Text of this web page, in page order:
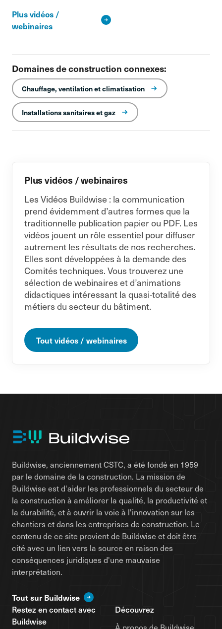
Plus vidéos /
webinaires
Domaines de construction connexes:
Chauffage, ventilation et climatisation
Installations sanitaires et gaz
Plus vidéos / webinaires
Les Vidéos Buildwise : la communication
prend évidemment d’autres formes que la
traditionnelle publication papier ou PDF. Les
vidéos jouent un rôle essentiel pour diffuser
autrement les résultats de nos recherches.
Elles sont développées à la demande des
Comités techniques. Vous trouverez une
sélection de webinaires et d’animations
didactiques intéressant la quasi-totalité des
métiers du secteur du bâtiment.
Tout vidéos / webinaires
Buildwise, anciennement CSTC, a été fondé en 1959
par le domaine de la construction. La mission de
Buildwise est d'aider les professionnels du secteur de
la construction à améliorer la qualité, la productivité et
la durabilité, et à ouvrir la voie à l'innovation sur les
chantiers et dans les entreprises de construction. Le
contenu de ce site provient de Buildwise et doit être
cité avec un lien vers la source en raison des
conséquences juridiques d'une mauvaise
interprétation.
Tout sur Buildwise
Restez en contact avec
Buildwise
Découvrez